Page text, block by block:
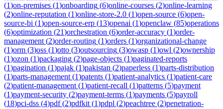
(1)on-premises (1)onboarding (6)online-courses (2)online-learning
(2)online-reputation (1)online-store-2.0 (1)open-source (6)open-
source-bi (1)open-source-erp (13)openai (1)openclaw (85)operations
(6)optimization (21)orchestration (6)order-accuracy (1)order-
management (2)order-routing (1)orders (1)organizational-change
(1)orm (3)oss (1)otto (3)outsourcing (3)owasp (1)owl (2)ownership
(1)ozon (1)packaging (2)page-objects (1)paginated-reports
(1)pagination (1)pajak (1)pakistan (2)paperless (1)parts-distribution
(1)parts-management (1)patents (1)patient-analytics (1)patient-care
(2)patient-management (1)patient-recall (1)patterns (5)payment
(1)payment-security (2)payment-terms (1)payments (5)payroll
(18)pci-dss (4)pdf(2)pdfkit (1)pdpl (2)peachtree (2)penetration-